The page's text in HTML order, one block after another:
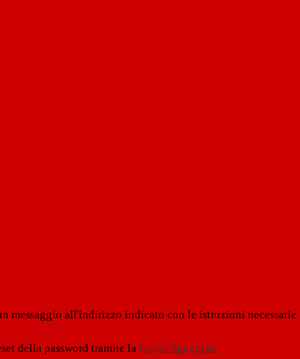
messaggio all'indirizzo indicato con le istruzioni necessarie.
della password tramite la Login Spaggiari